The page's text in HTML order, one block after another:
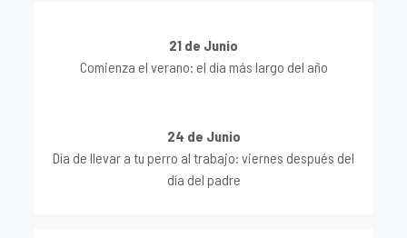
21 de Junio
Comienza el verano: el día más largo del año
24 de Junio
Día de llevar a tu perro al trabajo: viernes después del
día del padre